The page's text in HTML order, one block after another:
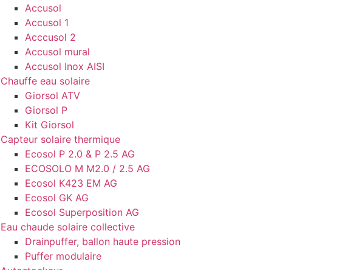
Accusol
Accusol 1
Acccusol 2
Accusol mural
Accusol Inox AISI
Chauffe eau solaire
Giorsol ATV
Giorsol P
Kit Giorsol
Capteur solaire thermique
Ecosol P 2.0 & P 2.5 AG
ECOSOLO M M2.0 / 2.5 AG
Ecosol K423 EM AG
Ecosol GK AG
Ecosol Superposition AG
Eau chaude solaire collective
Drainpuffer, ballon haute pression
Puffer modulaire